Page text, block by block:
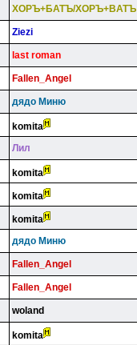
XOPЪ+БATЪ/XOPЪ+BATЪ
Ziezi
last roman
Fallen_Angel
дядo Mиню
komita
Лил
komita
komita
komita
дядo Mиню
Fallen_Angel
Fallen_Angel
woland
komita